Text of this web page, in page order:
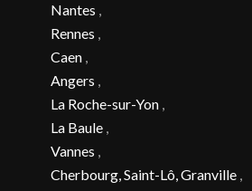
Nantes ,
Rennes ,
Caen,
Angers ,
La Roche-sur-Yon,
La Baule,
Vannes ,
Cherbourg, Saint-Lô, Granville,